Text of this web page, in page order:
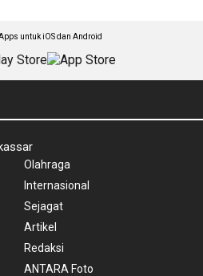
untuk iOS dan Android
Olahraga
Internasional
Sejagat
Artikel
Redaksi
ANTARA Foto